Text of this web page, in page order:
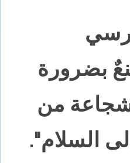
بضرورة
شجاعة من
السلام".